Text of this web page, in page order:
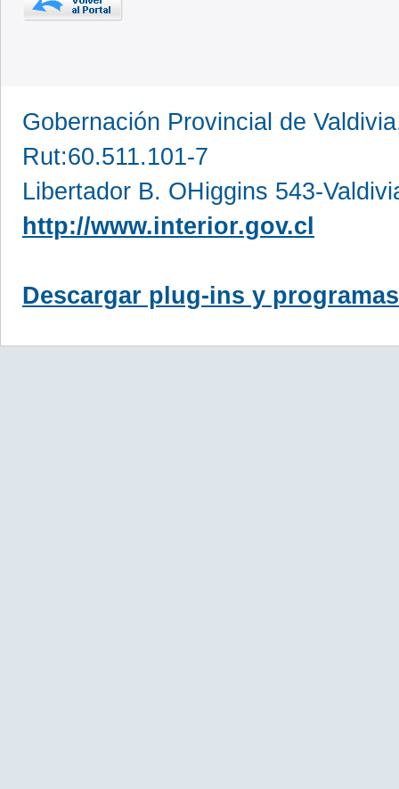
Gobernación Provincial de
Rut:60.511.101-7
Libertador B. OHiggins 543-
http://www.interior.gov.cl
Descargar plug-ins y